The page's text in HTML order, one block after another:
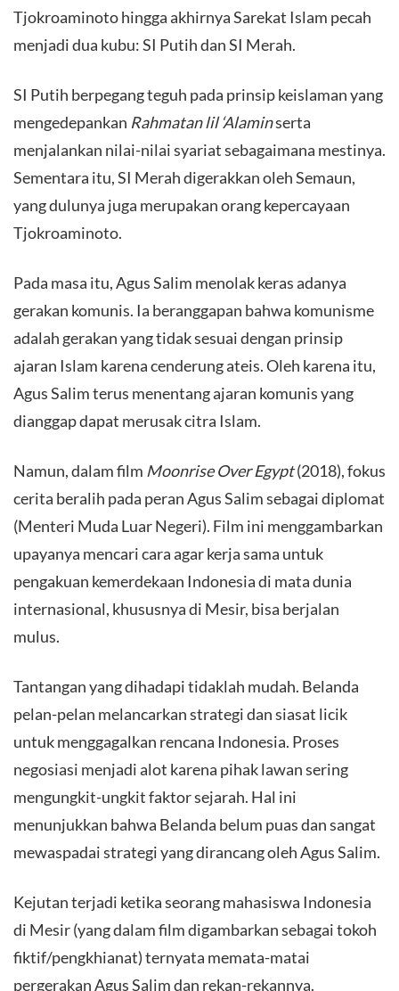
Tjokroaminoto hingga akhirnya Sarekat Islam pecah
menjadi dua kubu: SI Putih dan SI Merah.
​SI Putih berpegang teguh pada prinsip keislaman yang
mengedepankan Rahmatan lil ‘Alaminserta
menjalankan nilai-nilai syariat sebagaimana mestinya.
Sementara itu, SI Merah digerakkan oleh Semaun,
yang dulunya juga merupakan orang kepercayaan
Tjokroaminoto.
​Pada masa itu, Agus Salim menolak keras adanya
gerakan komunis. Ia beranggapan bahwa komunisme
adalah gerakan yang tidak sesuai dengan prinsip
ajaran Islam karena cenderung ateis. Oleh karena itu,
Agus Salim terus menentang ajaran komunis yang
dianggap dapat merusak citra Islam.
​Namun, dalam film Moonrise Over Egypt(2018), fokus
cerita beralih pada peran Agus Salim sebagai diplomat
(Menteri Muda Luar Negeri). Film ini menggambarkan
upayanya mencari cara agar kerja sama untuk
pengakuan kemerdekaan Indonesia di mata dunia
internasional, khususnya di Mesir, bisa berjalan
mulus.
​Tantangan yang dihadapi tidaklah mudah. Belanda
pelan-pelan melancarkan strategi dan siasat licik
untuk menggagalkan rencana Indonesia. Proses
negosiasi menjadi alot karena pihak lawan sering
mengungkit-ungkit faktor sejarah. Hal ini
menunjukkan bahwa Belanda belum puas dan sangat
mewaspadai strategi yang dirancang oleh Agus Salim.
​Kejutan terjadi ketika seorang mahasiswa Indonesia
di Mesir (yang dalam film digambarkan sebagai tokoh
fiktif/pengkhianat) ternyata memata-matai
pergerakan Agus Salim dan rekan-rekannya.